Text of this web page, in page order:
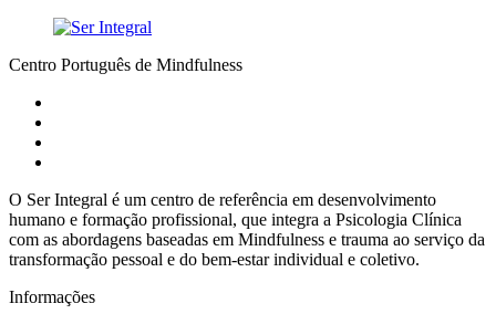
Centro Português de Mindfulness
O Ser Integral é um centro de referência em desenvolvimento
humano e formação profissional, que integra a Psicologia Clínica
com as abordagens baseadas em Mindfulness e trauma ao serviço da
transformação pessoal e do bem-estar individual e coletivo.
Informações